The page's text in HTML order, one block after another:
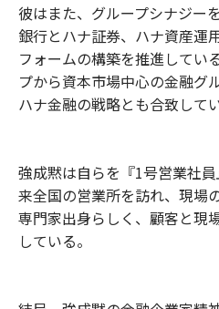
彼はまた、グループシナジー
銀行とハナ証券、ハナ資産運
フォームの構築を推進してい
プから資本市場中心の金融グ
ハナ金融の戦略とも合致してい
強成黙は自らを『1号営業社
来全国の営業所を訪れ、現場
専門家出身らしく、顧客と現
している。